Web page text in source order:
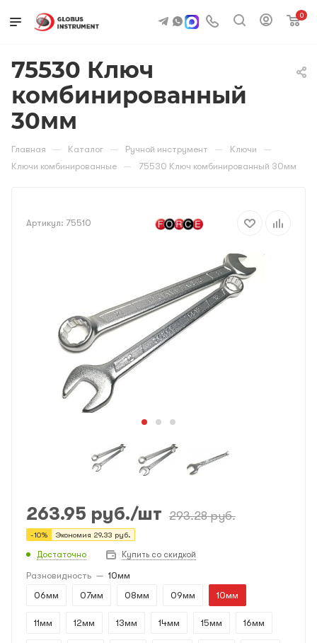
0
75530 Ключ
комбинированный
30мм
Главная — Каталог — Ручной инструмент — Ключи —
Ключи комбинированные — 75530 Ключ комбинированный 30мм
Артикул: 75510
263.95 руб./шт 293.28руб.
-10% Экономия 29.33 руб.
Достаточно Купить со скидкой
Разновидность — 10мм
06мм
07мм 08мм 09мм 10мм
11мм 12мм 13мм 14мм 15мм 16мм